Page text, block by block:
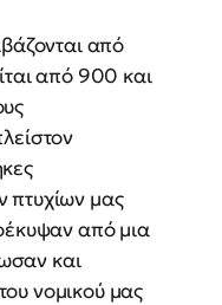
από
από 900 και
πτυχίων μας
από μια
και
νομικού μας